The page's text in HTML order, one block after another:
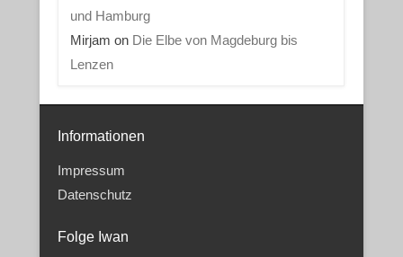
und Hamburg
Mirjam on Die Elbe von Magdeburg bis
Lenzen
Informationen
Impressum
Datenschutz
Folge Iwan